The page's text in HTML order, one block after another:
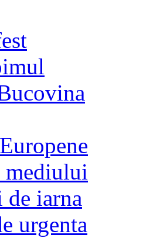
mediului
de iarna
urgenta